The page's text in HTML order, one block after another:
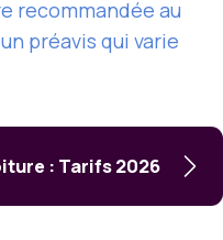
recommandée au
préavis qui varie
: Tarifs 2026